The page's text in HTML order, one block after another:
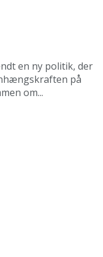
en ny politik, der
på
om...